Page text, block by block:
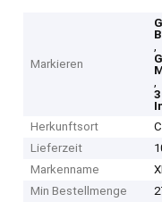
Markieren
,
,
Herkunftsort
Lieferzeit
Markenname
Min Bestellmenge